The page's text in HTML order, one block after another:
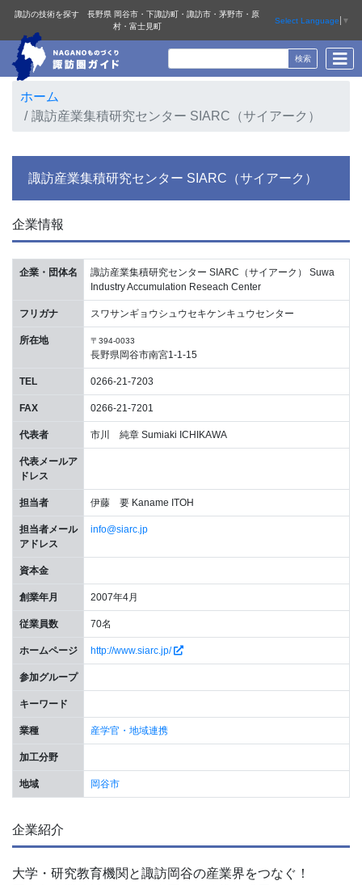
諏訪の技術を探す 長野県 岡谷市・下諏訪町・諏訪市・茅野市・原
村・富士見町
Select Language ▼
ホーム
諏訪産業集積研究センター SIARC（サイアーク）
諏訪産業集積研究センター SIARC（サイアーク）
企業情報
企業・団体名
諏訪産業集積研究センター SIARC（サイアーク） Suwa
Industry Accumulation Reseach Center
フリガナ スワサンギョウシュウセキケンキュウセンター
所在地 〒394-0033
長野県岡谷市南宮1-1-15
TEL 0266-21-7203
FAX 0266-21-7201
代表者 市川 純章 Sumiaki ICHIKAWA
代表メールア
ドレス
担当者 伊藤 要 Kaname ITOH
担当者メール
アドレス
info@siarc.jp
資本金
創業年月 2007年4月
従業員数 70名
ホームページ http://www.siarc.jp/
参加グループ
キーワード
業種 産学官・地域連携
加工分野
地域 岡谷市
企業紹介
大学・研究教育機関と諏訪岡谷の産業界をつなぐ！